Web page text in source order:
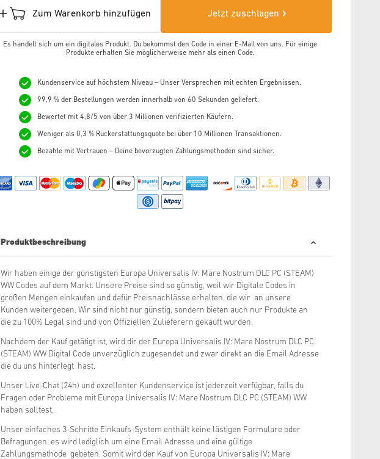
Zum Warenkorb hinzufügen Jetzt zuschlagen
Es handelt sich um ein digitales Produkt. Du bekommst den Code in einer E-Mail von uns. Für einige
Produkte erhalten Sie möglicherweise mehr als einen Code.
Kundenservice auf höchstem Niveau – Unser Versprechen mit echten Ergebnissen.
99,9 % der Bestellungen werden innerhalb von 60 Sekunden geliefert.
Bewertet mit 4,8/5 von über 3 Millionen verifizierten Käufern.
Weniger als 0,3 % Rückerstattungsquote bei über 10 Millionen Transaktionen.
Bezahle mit Vertrauen – Deine bevorzugten Zahlungsmethoden sind sicher.
Produktbeschreibung
Wir haben einige der günstigsten Europa Universalis IV: Mare Nostrum DLC PC (STEAM)
WW Codes auf dem Markt. Unsere Preise sind so günstig, weil wir Digitale Codes in
großen Mengen einkaufen und dafür Preisnachlässe erhalten, die wir an unsere
Kunden weitergeben. Wir sind nicht nur günstig, sondern bieten auch nur Produkte an
die zu 100% Legal sind und von Offiziellen Zulieferern gekauft wurden.
Nachdem der Kauf getätigt ist, wird dir der Europa Universalis IV: Mare Nostrum DLC PC
(STEAM) WW Digital Code unverzüglich zugesendet und zwar direkt an die Email Adresse
die du uns hinterlegt hast.
Unser Live-Chat (24h) und exzellenter Kundenservice ist jederzeit verfügbar, falls du
Fragen oder Probleme mit Europa Universalis IV: Mare Nostrum DLC PC (STEAM) WW
haben solltest.
Unser einfaches 3-Schritte Einkaufs-System enthält keine lästigen Formulare oder
Befragungen, es wird lediglich um eine Email Adresse und eine gültige
Zahlungsmethode gebeten. Somit wird der Kauf von Europa Universalis IV: Mare